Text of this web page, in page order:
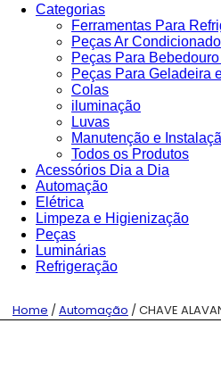
Categorias
Ferramentas Para
Peças Ar Condicionado
Peças Para
Peças Para Geladeira
Colas
iluminação
Luvas
Manutenção e
Todos os Produtos
Acessórios Dia a Dia
Automação
Elétrica
Limpeza e Higienização
Peças
Luminárias
Refrigeração
Home /Automação / CHAVE